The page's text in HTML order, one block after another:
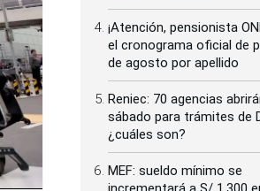
¡Atención, pensionista
el cronograma oficial de
de agosto por apellido
Reniec: 70 agencias
sábado para trámites de
¿cuáles son?
MEF: sueldo mínimo se